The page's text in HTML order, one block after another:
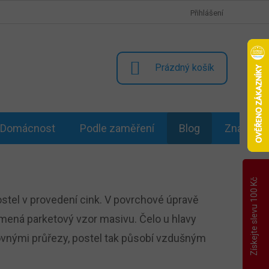
Přihlášení
NÁKUPNÍ
KOŠÍK
Prázdný košík
Domácnost Podle zaměření Blog Značky
v provedení cink. V povrchové úpravě
parketový vzor masivu. Čelo u hlavy
průřezy, postel tak působí vzdušným
Získejte slevu 100 Kč